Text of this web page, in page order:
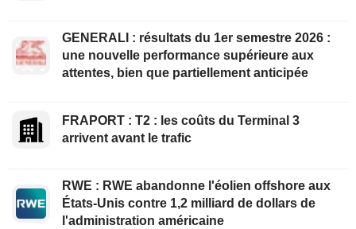
GENERALI : résultats du 1er semestre 2026 :
une nouvelle performance supérieure aux
attentes, bien que partiellement anticipée
FRAPORT : T2 : les coûts du Terminal 3
arrivent avant le trafic
RWE : RWE abandonne l'éolien offshore aux
États-Unis contre 1,2 milliard de dollars de
l'administration américaine